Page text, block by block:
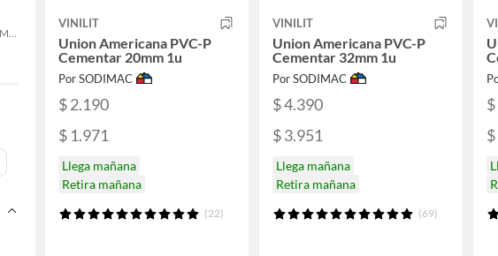
Sodimac Cerrillos, Sodimac Maipú, Sodimac San Miguel, Sodimac El Bosque, Sodimac San Bernardo, Constructor Cantagallo, Sodimac Talagante, Sodimac San Fernando
VINILIT
Union Americana PVC-P
Cementar 20mm 1u
Por SODIMAC
$ 2.190
$ 1.971
Llega mañana
Retira mañana
(22)
VINILIT
Union Americana PVC-P
Cementar 32mm 1u
Por SODIMAC
$ 4.390
$ 3.951
Llega mañana
Retira mañana
(69)